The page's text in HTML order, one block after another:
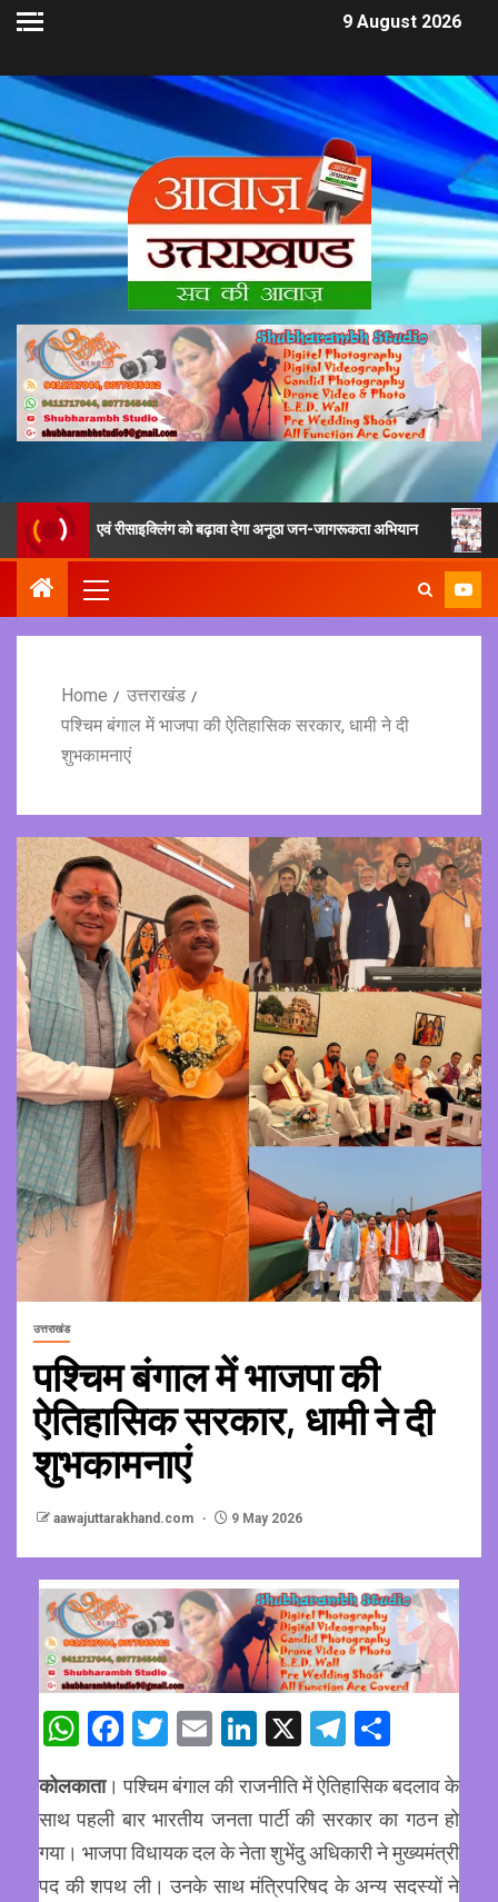
9 August 2026
एवं रीसाइक्लिंग को बढ़ावा देगा अनूठा जन-जागरूकता अभियान फिटनेस
Home
उत्तराखंड
पश्चिम बंगाल में भाजपा की ऐतिहासिक सरकार, धामी ने दी
शुभकामनाएं
उत्तराखंड
पश्चिम बंगाल में भाजपा की
ऐतिहासिक सरकार, धामी ने दी
शुभकामनाएं
aawajuttarakhand.com 9 May 2026
WhatsApp
Facebook
Twitter
EmailLinkedIn
X Telegram
कोलकाता। पश्चिम बंगाल की राजनीति में ऐतिहासिक बदलाव के
साथ पहली बार भारतीय जनता पार्टी की सरकार का गठन हो
गया। भाजपा विधायक दल के नेता शुभेंदु अधिकारी ने मुख्यमंत्री
पद की शपथ ली। उनके साथ मंत्रिपरिषद के अन्य सदस्यों ने